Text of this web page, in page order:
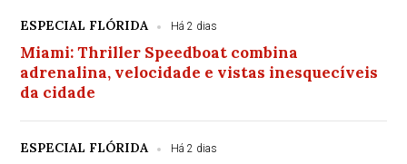
ESPECIAL FLÓRIDA Há 2 dias
Miami: Thriller Speedboat combina
adrenalina, velocidade e vistas inesquecíveis
da cidade
ESPECIAL FLÓRIDA Há 2 dias